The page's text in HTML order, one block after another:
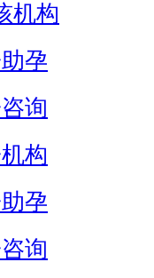
机构
孕
询
构
孕
询